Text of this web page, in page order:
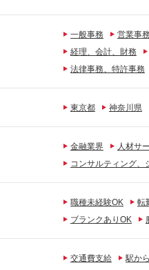
一般事務 営業事
経理、会計、財務
法律事務、特許事務
東京都 神奈川県
金融業界 人材サ
コンサルティング、
職種未経験OK 転
ブランクありOK
交通費支給 駅か